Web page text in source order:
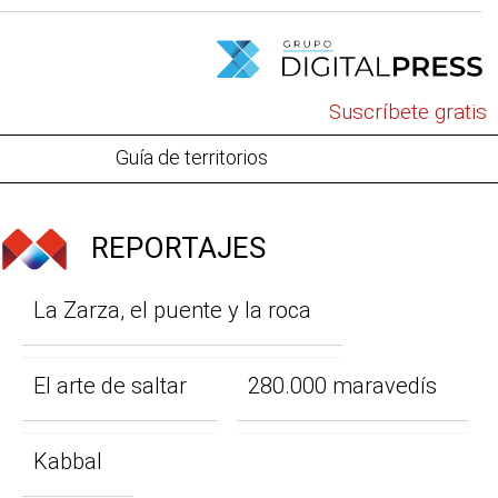
Suscríbete gratis
Guía de territorios
REPORTAJES
La Zarza, el puente y la roca
El arte de saltar 280.000 maravedís
Kabbal